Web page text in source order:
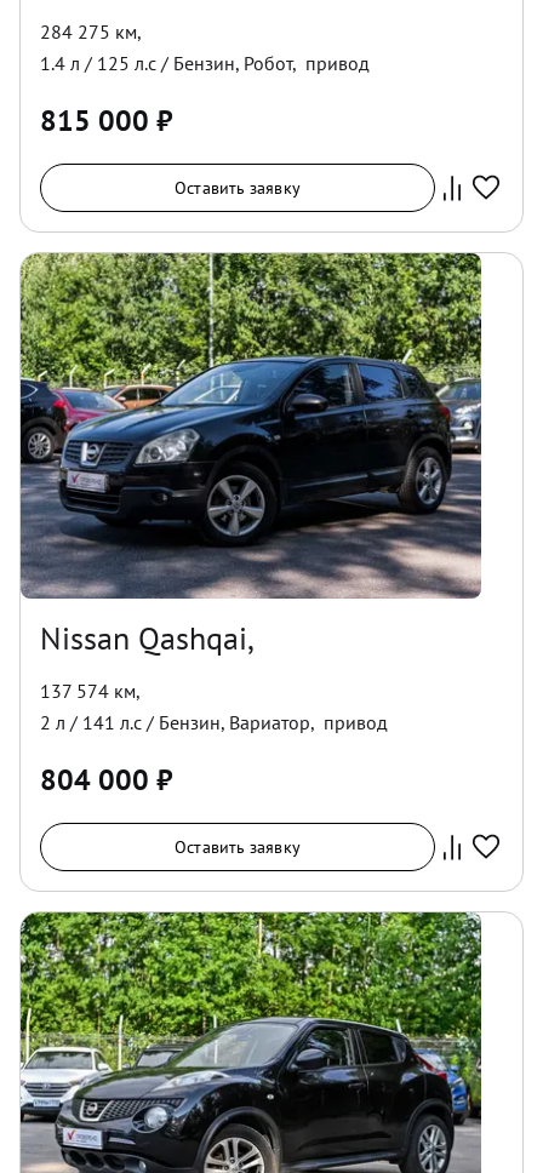
284 275 км,
1.4 л / 125 л.с / Бензин, Робот, привод
815 000 ₽
Оставить заявку
Nissan Qashqai,
137 574 км,
2 л / 141 л.с / Бензин, Вариатор, привод
804 000 ₽
Оставить заявку